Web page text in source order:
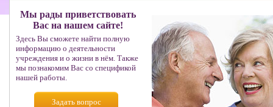
Мы рады приветствовать
Вас на нашем сайте!
Здесь Вы сможете найти полную
информацию о деятельности
учреждения и о жизни в нём. Также
мы познакомим Вас со спецификой
нашей работы.
Задать вопрос